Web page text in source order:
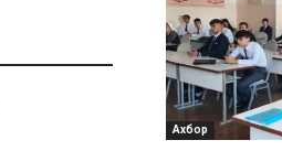
Ахбор